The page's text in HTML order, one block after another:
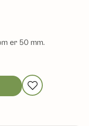
er 50 mm.